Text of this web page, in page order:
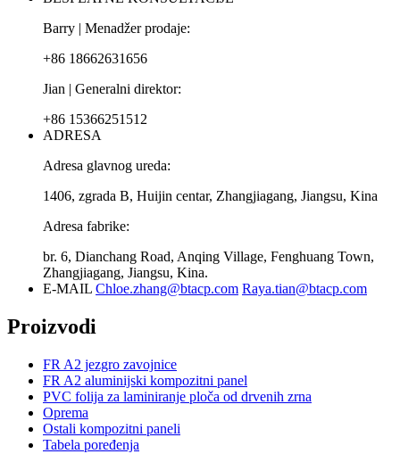
Barry | Menadžer prodaje:
+86 18662631656
Jian | Generalni direktor:
+86 15366251512
ADRESA
Adresa glavnog ureda:
1406, zgrada B, Huijin centar, Zhangjiagang, Jiangsu, Kina
Adresa fabrike:
br. 6, Dianchang Road, Anqing Village, Fenghuang Town,
Zhangjiagang, Jiangsu, Kina.
E-MAIL Chloe.zhang@btacp.com Raya.tian@btacp.com
Proizvodi
FR A2 jezgro zavojnice
FR A2 aluminijski kompozitni panel
PVC folija za laminiranje ploča od drvenih zrna
Oprema
Ostali kompozitni paneli
Tabela poređenja